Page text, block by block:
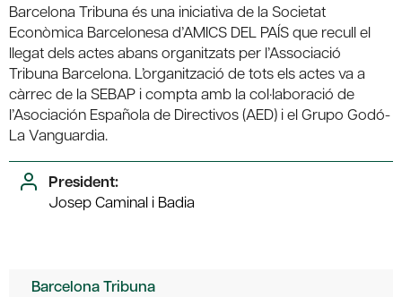
Barcelona Tribuna és una iniciativa de la Societat
Econòmica Barcelonesa d’AMICS DEL PAÍS que recull el
llegat dels actes abans organitzats per l’Associació
Tribuna Barcelona. L’organització de tots els actes va a
càrrec de la SEBAP i compta amb la col·laboració de
l’Asociación Española de Directivos (AED) i el Grupo Godó-
La Vanguardia.
President:
Josep Caminal i Badia
Barcelona Tribuna